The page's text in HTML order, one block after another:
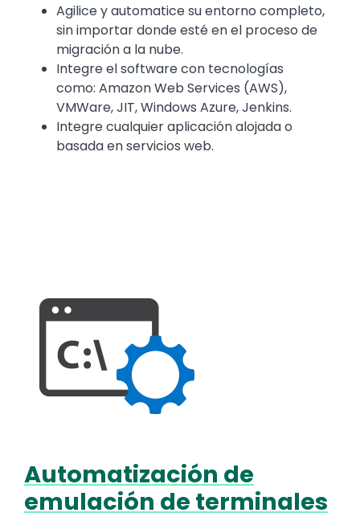
Agilice y automatice su entorno completo,
sin importar donde esté en el proceso de
migración a la nube.
Integre el software con tecnologías
como: Amazon Web Services (AWS),
VMWare, JIT, Windows Azure, Jenkins.
Integre cualquier aplicación alojada o
basada en servicios web.
Text
Automatización de
emulación de terminales